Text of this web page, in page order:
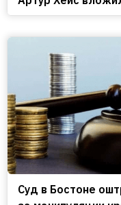
Cуд в Бостоне